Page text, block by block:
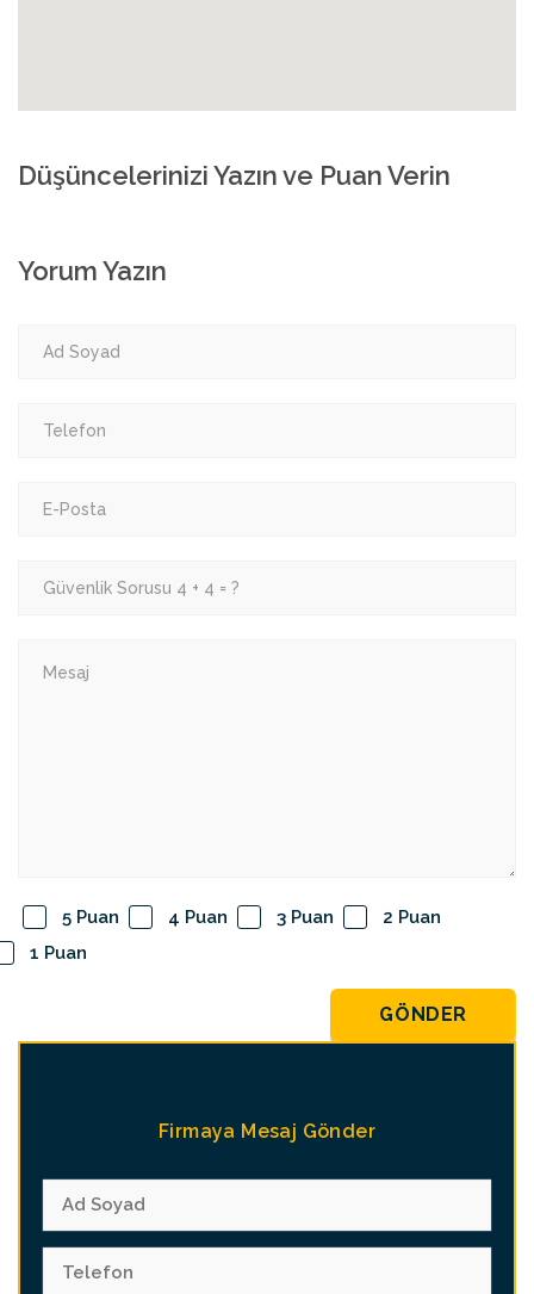
Düşüncelerinizi Yazın ve Puan Verin
Yorum Yazın
5 Puan 4 Puan 3 Puan
2 Puan
1 Puan
GÖNDER
Firmaya Mesaj Gönder